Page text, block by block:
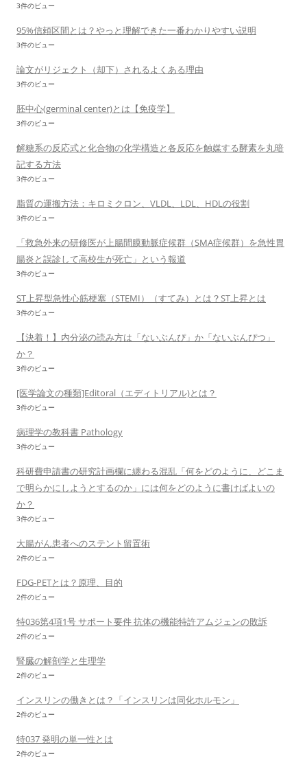
3件のビュー
95%信頼区間とは？やっと理解できた一番わかりやすい説明
3件のビュー
論文がリジェクト（却下）されるよくある理由
3件のビュー
胚中心(germinal center)とは【免疫学】
3件のビュー
解糖系の反応式と化合物の化学構造と各反応を触媒する酵素を丸暗
記する方法
3件のビュー
脂質の運搬方法：キロミクロン、VLDL、LDL、HDLの役割
3件のビュー
「救急外来の研修医が上腸間膜動脈症候群（SMA症候群）を急性胃
腸炎と誤診して高校生が死亡」という報道
3件のビュー
ST上昇型急性心筋梗塞（STEMI）（すてみ）とは？ST上昇とは
3件のビュー
【決着！】内分泌の読み方は「ないぶんぴ」か「ないぶんぴつ」
か？
3件のビュー
[医学論文の種類]Editoral（エディトリアル)とは？
3件のビュー
病理学の教科書 Pathology
3件のビュー
科研費申請書の研究計画欄に纏わる混乱「何をどのように、どこま
で明らかにしようとするのか」には何をどのように書けばよいの
か？
3件のビュー
大腸がん患者へのステント留置術
2件のビュー
FDG-PETとは？原理、目的
2件のビュー
特036第4項1号 サポート要件 抗体の機能特許アムジェンの敗訴
2件のビュー
腎臓の解剖学と生理学
2件のビュー
インスリンの働きとは？「インスリンは同化ホルモン」
2件のビュー
特037 発明の単一性とは
2件のビュー